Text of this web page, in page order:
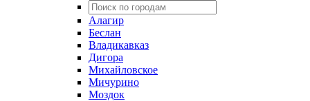
Алагир
Беслан
Владикавказ
Дигора
Михайловское
Мичурино
Моздок